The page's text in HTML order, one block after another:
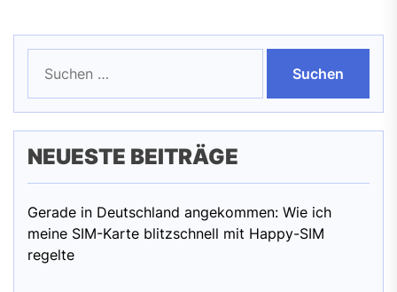
nach:
NEUESTE BEITRÄGE
Gerade in Deutschland angekommen: Wie ich
meine SIM-Karte blitzschnell mit Happy-SIM
regelte